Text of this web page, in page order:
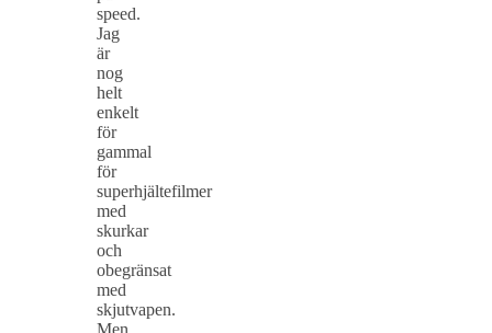
speed.
Jag
är
nog
helt
enkelt
för
gammal
för
superhjältefilmer
med
skurkar
och
obegränsat
med
skjutvapen.
Men